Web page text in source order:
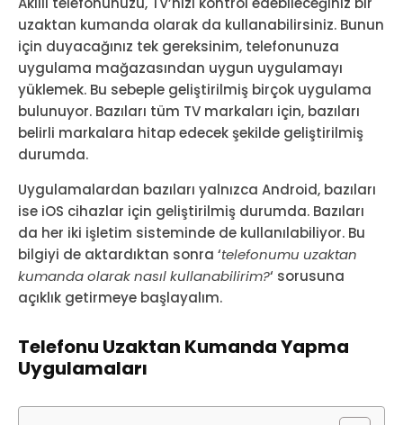
uzaktan kumanda olarak da kullanabilirsiniz. Bunun
için duyacağınız tek gereksinim, telefonunuza
uygulama mağazasından uygun uygulamayı
yüklemek. Bu sebeple geliştirilmiş birçok uygulama
bulunuyor. Bazıları tüm TV markaları için, bazıları
belirli markalara hitap edecek şekilde geliştirilmiş
durumda.
Uygulamalardan bazıları yalnızca Android, bazıları
ise iOS cihazlar için geliştirilmiş durumda. Bazıları
da her iki işletim sisteminde de kullanılabiliyor. Bu
bilgiyi de aktardıktan sonra ‘telefonumu uzaktan
kumanda olarak nasıl kullanabilirim?‘ sorusuna
açıklık getirmeye başlayalım.
Telefonu Uzaktan Kumanda Yapma
Uygulamaları